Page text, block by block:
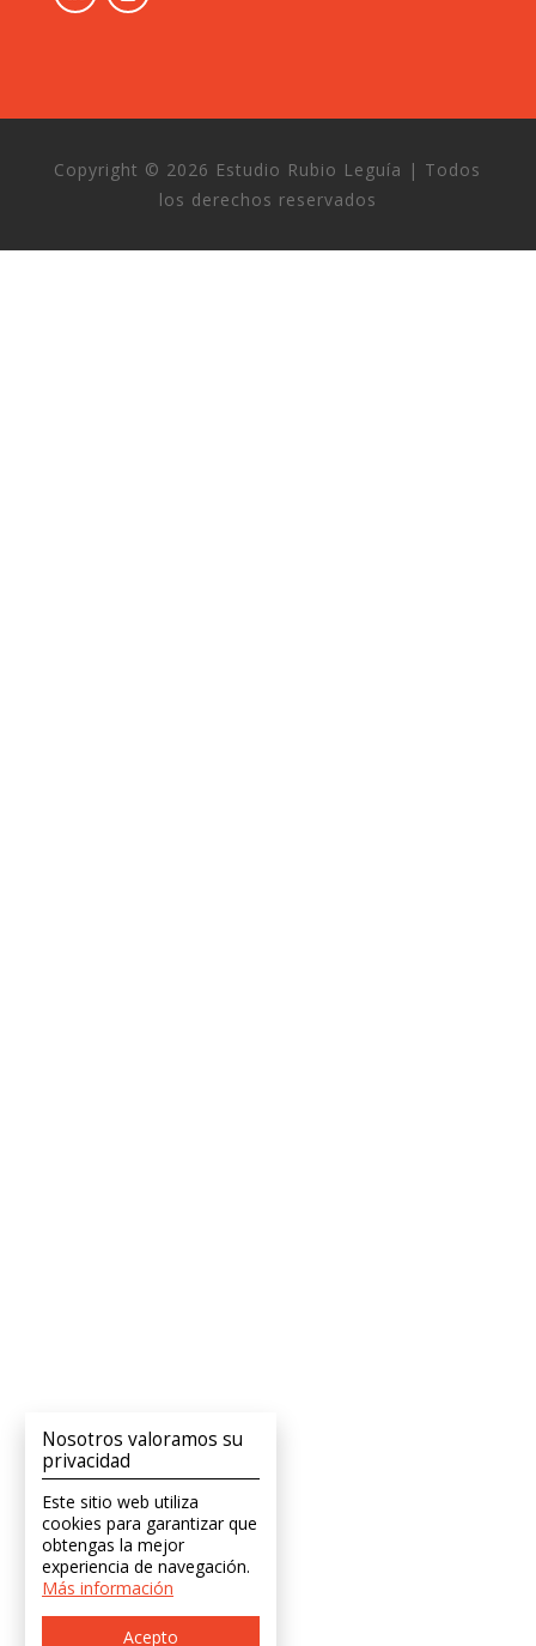
Copyright © 2026 Estudio Rubio Leguía | Todos
los derechos reservados
Nosotros valoramos su
privacidad
Este sitio web utiliza
cookies para garantizar que
obtengas la mejor
experiencia de navegación.
Más información
Acepto